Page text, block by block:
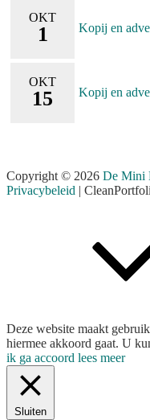
OKT
1 Kopij en
OKT
15 Kopij en
Copyright © 2026 De Mini
Privacybeleid |
Deze website maakt
hiermee akkoord gaat. U
ik ga accoord lees meer
Sluiten